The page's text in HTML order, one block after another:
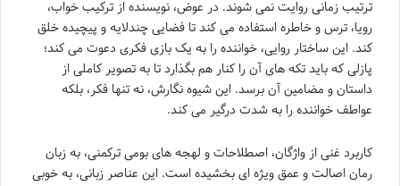
ترتیب زمانی روایت نمی شوند. در عوض، نویسنده از ترکیب خواب،
رویا، ترس و خاطره استفاده می کند تا فضایی چندلایه و پیچیده خلق
کند. این ساختار روایی، خواننده را به یک بازی فکری دعوت می کند؛
پازلی که باید تکه های آن را کنار هم بگذارد تا به تصویر کاملی از
داستان و مضامین آن برسد. این شیوه نگارش، نه تنها فکر، بلکه
عواطف خواننده را به شدت درگیر می کند.
کاربرد غنی از واژگان، اصطلاحات و لهجه های بومی ترکمنی، به زبان
رمان اصالت و عمق ویژه ای بخشیده است. این عناصر زبانی، به خوبی